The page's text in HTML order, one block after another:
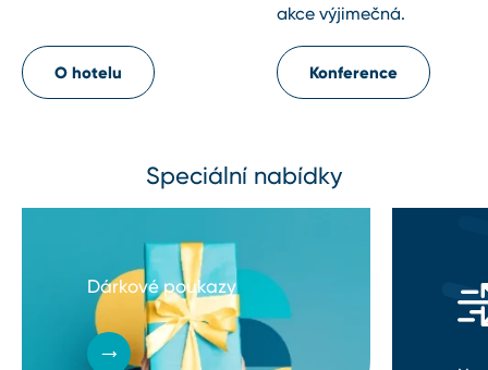
O hotelu
akce výjimečná.
Konference
Speciální nabídky
Dárkové poukazy